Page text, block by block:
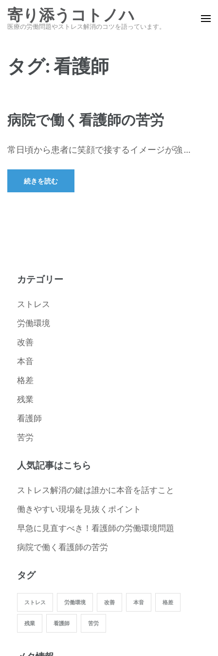
コ
ン
テ
プ
を
寄り添うコトノハ
医療の労働問題やストレス解消のコツを語っています。
タグ:看護師
病院で働く看護師の苦労
常日頃から患者に笑顔で接するイメージが強 …
続きを読む
カテゴリー
ストレス
労働環境
改善
本音
格差
残業
看護師
苦労
人気記事はこちら
ストレス解消の鍵は誰かに本音を話すこと
働きやすい現場を見抜くポイント
早急に見直すべき！看護師の労働環境問題
病院で働く看護師の苦労
タグ
ストレス 労働環境 改善 本音 格差
残業 看護師 苦労